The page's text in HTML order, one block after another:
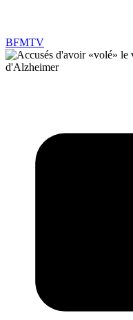
BFMTV